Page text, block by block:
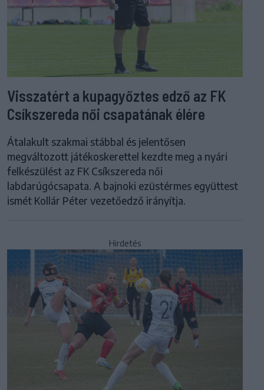
Visszatért a kupagyőztes edző az FK
Csíkszereda női csapatának élére
Átalakult szakmai stábbal és jelentősen
megváltozott játékoskerettel kezdte meg a nyári
felkészülést az FK Csíkszereda női
labdarúgócsapata. A bajnoki ezüstérmes együttest
ismét Kollár Péter vezetőedző irányítja.
Hirdetés